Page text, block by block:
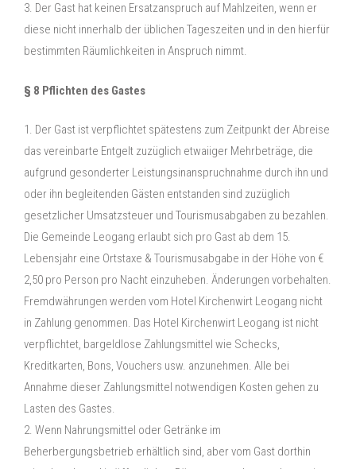
3. Der Gast hat keinen Ersatzanspruch auf Mahlzeiten, wenn er
diese nicht innerhalb der üblichen Tageszeiten und in den hierfür
bestimmten Räumlichkeiten in Anspruch nimmt.
§ 8 Pflichten des Gastes
1. Der Gast ist verpflichtet spätestens zum Zeitpunkt der Abreise
das vereinbarte Entgelt zuzüglich etwaiiger Mehrbeträge, die
aufgrund gesonderter Leistungsinanspruchnahme durch ihn und
oder ihn begleitenden Gästen entstanden sind zuzüglich
gesetzlicher Umsatzsteuer und Tourismusabgaben zu bezahlen.
Die Gemeinde Leogang erlaubt sich pro Gast ab dem 15.
Lebensjahr eine Ortstaxe & Tourismusabgabe in der Höhe von €
2,50 pro Person pro Nacht einzuheben. Änderungen vorbehalten.
Fremdwährungen werden vom Hotel Kirchenwirt Leogang nicht
in Zahlung genommen. Das Hotel Kirchenwirt Leogang ist nicht
verpflichtet, bargeldlose Zahlungsmittel wie Schecks,
Kreditkarten, Bons, Vouchers usw. anzunehmen. Alle bei
Annahme dieser Zahlungsmittel notwendigen Kosten gehen zu
Lasten des Gastes.
2. Wenn Nahrungsmittel oder Getränke im
Beherbergungsbetrieb erhältlich sind, aber vom Gast dorthin